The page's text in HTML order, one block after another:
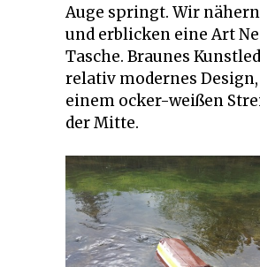
Auge springt. Wir
und erblicken eine Art
Tasche. Braunes
relativ modernes
einem ocker-weißen
der Mitte.